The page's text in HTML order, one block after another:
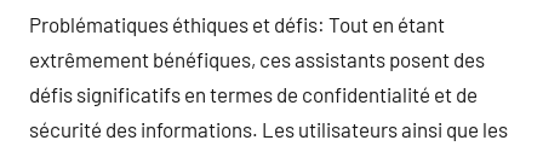
Problématiques éthiques et défis: Tout en étant
extrêmement bénéfiques, ces assistants posent des
défis significatifs en termes de confidentialité et de
sécurité des informations. Les utilisateurs ainsi que les